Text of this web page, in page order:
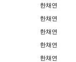
한채연
한채연
한채연
한채연
한채연